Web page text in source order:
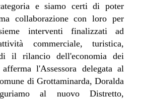
e siamo certi di poter
collaborazione con loro per
interventi finalizzati ad
commerciale, turistica,
il rilancio dell'economia dei
l'Assessora delegata al
di Grottaminarda, Doralda
al nuovo Distretto,